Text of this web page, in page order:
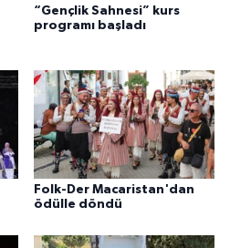
“Gençlik Sahnesi” kurs
programı başladı
Folk-Der Macaristan'dan
ödülle döndü